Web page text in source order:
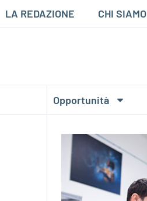
LA REDAZIONE CHI SIAMO
Opportunità